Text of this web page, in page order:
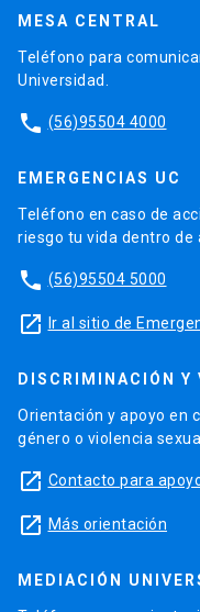
MESA CENTRAL
Teléfono para
Universidad.
phone (56)95504 4000
EMERGENCIAS UC
Teléfono en caso de
riesgo tu vida dentro de
phone (56)95504 5000
launch Ir al sitio de
DISCRIMINACIÓN Y
Orientación y apoyo en
género o violencia
launch Contacto para
launch Más orientación
MEDIACIÓN